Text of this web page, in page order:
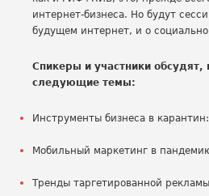
интернет-бизнеса. Но будут
будущем интернет, и о
Спикеры и участники обсудят,
следующие темы:
Инструменты бизнеса в
Мобильный маркетинг в
Тренды таргетированной